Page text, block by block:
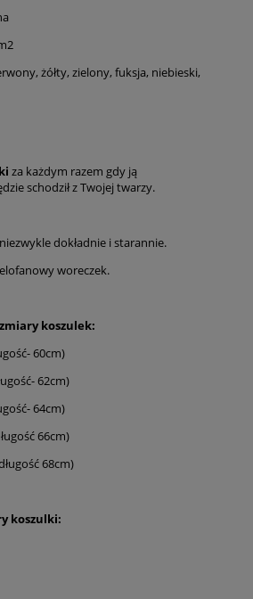
żółty, zielony, fuksja, niebieski,
za każdym razem gdy ją
schodził z Twojej twarzy.
dokładnie i starannie.
woreczek.
koszulek:
60cm)
62cm)
64cm)
66cm)
68cm)
koszulki: